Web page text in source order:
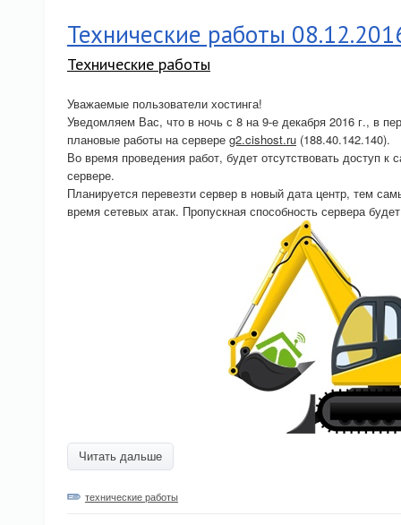
Технические работы
Технические работы
Уважаемые пользователи хостинга!
Уведомляем Вас, что в ночь с 8 на 9-е декабря 2016 г., в
плановые работы на сервере g2.cishost.ru (188.40.142.140).
Во время проведения работ, будет отсутствовать доступ
сервере.
Планируется перевезти сервер в новый дата центр, тем
время сетевых атак. Пропускная способность сервера
Читать дальше
технические работы